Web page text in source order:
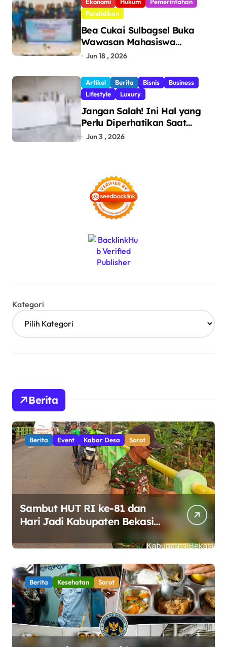
Ekonomi Hukum
Pemerintahan
Pendidikan
Bea Cukai Sulbagsel Buka
Wawasan Mahasiswa
Politeknik Bosowa tentang
dan Pencegahan Barang
Ilegal
Jun 18 , 2026
Artikel Berita Bisnis
Business
Lifestyle
Luxury
Jangan Salah! Ini Hal yang
Perlu Diperhatikan Saat
Pasang Big Slab
Jun 3 , 2026
Kategori
Berita
Berita Event Kabar Desa Sorot
Sambut HUT RI ke-81 dan
Hari Jadi Kabupaten Bekasi
ke-76, Pemdes Muara bakti
Gotong Royong Percantik
Jembatan CBL
Berita Kesehatan Sorot